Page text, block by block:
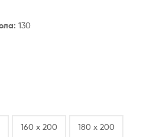
130
160 х 200 180 х 200